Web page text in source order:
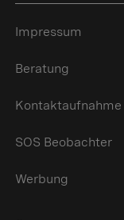
Impressum
Beratung
Kontaktaufnahme
SOS Beobachter
Werbung